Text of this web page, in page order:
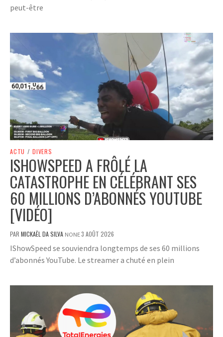
peut-être
ACTU / DIVERS
ISHOWSPEED A FRÔLÉ LA
CATASTROPHE EN CÉLÉBRANT SES
60 MILLIONS D’ABONNÉS YOUTUBE
[VIDÉO]
PAR MICKAËL DA SILVA NONE3 AOÛT 2026
IShowSpeed se souviendra longtemps de ses 60 millions
d’abonnés YouTube. Le streamer a chuté en plein